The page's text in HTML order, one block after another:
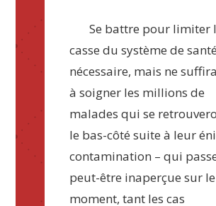
Se battre pour limiter
casse du système de
nécessaire, mais ne
à soigner les millions de
malades qui se
le bas-côté suite à leur
contamination – qui
peut-être inaperçue sur le
moment, tant les cas